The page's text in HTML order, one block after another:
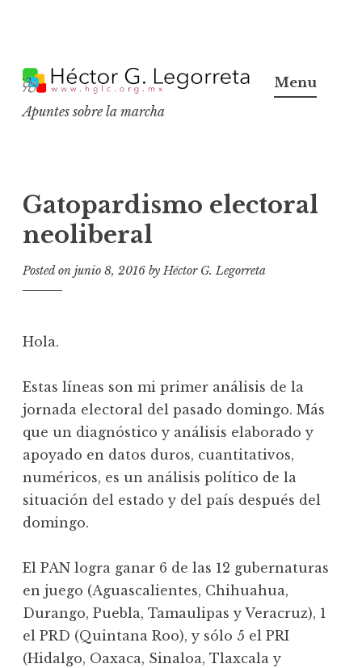
k
p
c
o
n
Apuntes sobre la marcha
Menu
Gatopardismo electoral
neoliberal
Posted on junio 8, 2016 byHéctor G. Legorreta
Hola.
Estas líneas son mi primer análisis de la
jornada electoral del pasado domingo. Más
que un diagnóstico y análisis elaborado y
apoyado en datos duros, cuantitativos,
numéricos, es un análisis político de la
situación del estado y del país después del
domingo.
El PAN logra ganar 6 de las 12 gubernaturas
en juego (Aguascalientes, Chihuahua,
Durango, Puebla, Tamaulipas y Veracruz), 1
el PRD (Quintana Roo), y sólo 5 el PRI
(Hidalgo, Oaxaca, Sinaloa, Tlaxcala y